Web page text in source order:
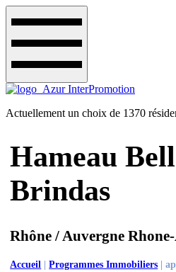
Actuellement un choix de 1370
Hameau
Brindas
Rhône / Auvergne
Accueil |Programmes Immobiliers |